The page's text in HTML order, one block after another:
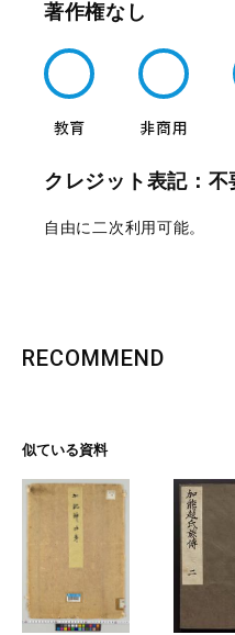
著作権なし
クレジット表記：不
自由に二次利用可能。
RECOMMEND
似ている資料